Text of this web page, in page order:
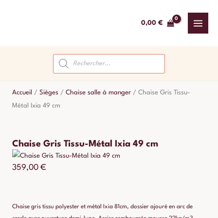
0,00 €
Recherche
de
produits
Accueil / Sièges / Chaise salle à manger / Chaise Gris Tissu-
Métal Ixia 49 cm
Chaise Gris Tissu-Métal Ixia 49 cm
359,00 €
Chaise gris tissu polyester et métal Ixia 81cm, dossier ajouré en arc de